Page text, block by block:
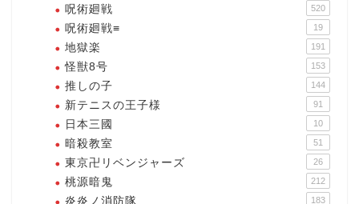
呪術廻戦 520
呪術廻戦≡ 19
地獄楽 191
怪獣8号 153
推しの子 144
新テニスの王子様 91
日本三國 10
暗殺教室 51
東京卍リベンジャーズ 26
桃源暗鬼 212
炎炎ノ消防隊 183